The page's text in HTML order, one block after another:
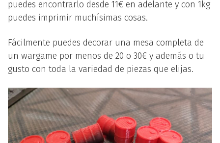
puedes encontrarlo desde 11€ en adelante y con 1kg
puedes imprimir muchísimas cosas.
Fácilmente puedes decorar una mesa completa de
un wargame por menos de 20 o 30€ y además o tu
gusto con toda la variedad de piezas que elijas.